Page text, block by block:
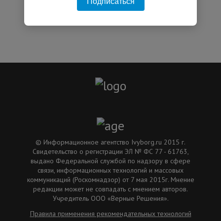
11:34 31.07.2026
© Информационное агентство Ivyborg.ru 2015 г.
Свидетельство о регистрации ЭЛ № ФС 77 - 61763,
выдано Федеральной службой по надзору в сфере
связи, информационных технологий и массовых
коммуникаций (Роскомнадзор) от 7 мая 2015г. Мнение
редакции может не совпадать с мнением авторов.
Учредитель ООО «Верные Решения».
Правила применения рекомендательных технологий